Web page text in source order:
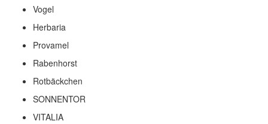
Vogel
Herbaria
Provamel
Rabenhorst
Rotbäckchen
SONNENTOR
VITALIA